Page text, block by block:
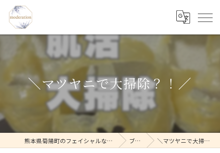
＼マツヤニで大掃除？！／
熊本県菊陽町のフェイシャルならmoderation ブログ ＼マツヤニで大掃除？！／